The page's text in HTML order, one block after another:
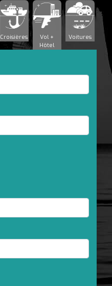
Croisières
Vol +
Hôtel
Voitures